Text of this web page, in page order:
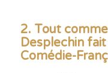
2. Tout
Desplechin
Comédie-